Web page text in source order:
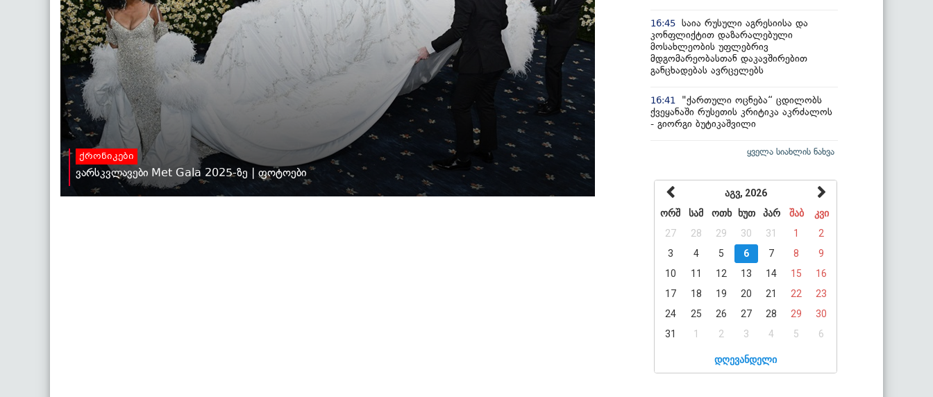
ქრონიკები
ვარსკვლავები Met Gala 2025-ზე | ფოტოები
16:45 საია რუსული აგრესიისა და
კონფლიქტით დაზარალებული
მოსახლეობის უფლებრივ
მდგომარეობასთან დაკავშირებით
განცხადებას ავრცელებს
16:41
"ქართული ოცნება“ ცდილობს
ქვეყანაში რუსეთის კრიტიკა აკრძალოს
- გიორგი ბუტიკაშვილი
ყველა სიახლის ნახვა
აგვ, 2026
ორშ
სამ ოთხ ხუთ პარ შაბ
კვი
27
28 29 30 31 1
2
3
4 5 6 7 8
9
10
11 12 13 14 15
16
17
18 19 20 21 22
23
24
25 26 27 28 29
30
31
1 2 3 4 5 6
დღევანდელი